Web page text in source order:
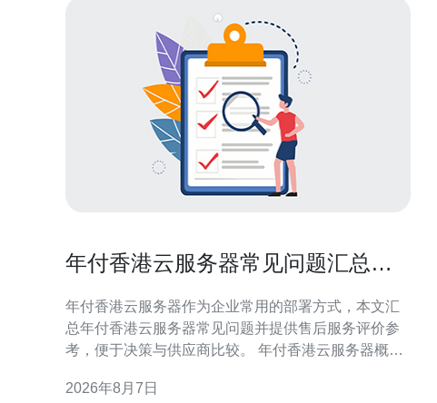
年付香港云服务器常见问题汇总与
年付香港云服务器作为企业常用的部署方式，本文汇
总年付香港云服务器常见问题并提供售后服务评价参
考，便于决策与供应商比较。 年付香港云服务器概述
合稳定长期业务。选择年付香港云服务器前，应明确
2026年8月7日